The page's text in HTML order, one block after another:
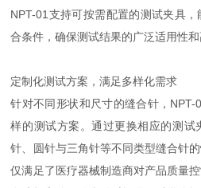
NPT-01支持可按需配置的测试夹具
合条件，确保测试结果的广泛适用性和
定制化测试方案，满足多样化需求
针对不同形状和尺寸的缝合针，
样的测试方案。通过更换相应的测试
针、圆针与三角针等不同类型缝合针
仅满足了医疗器械制造商对产品质量